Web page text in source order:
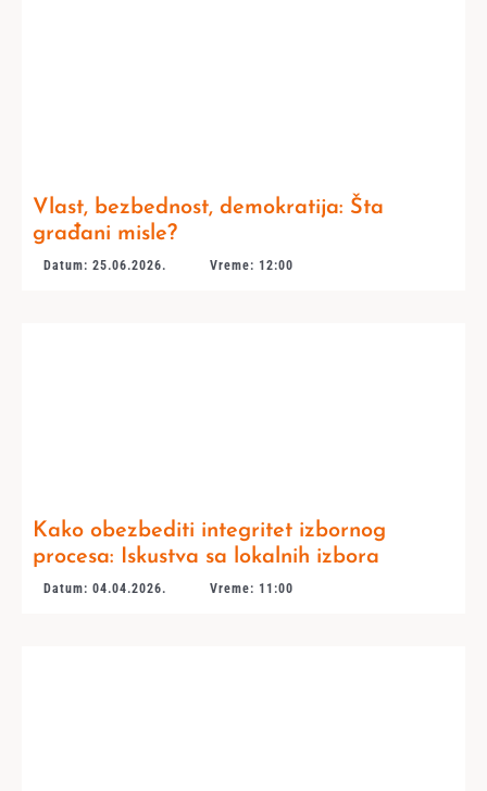
Vlast, bezbednost, demokratija: Šta
građani misle?
Datum: 25.06.2026. Vreme: 12:00
Kako obezbediti integritet izbornog
procesa: Iskustva sa lokalnih izbora
Datum: 04.04.2026. Vreme: 11:00